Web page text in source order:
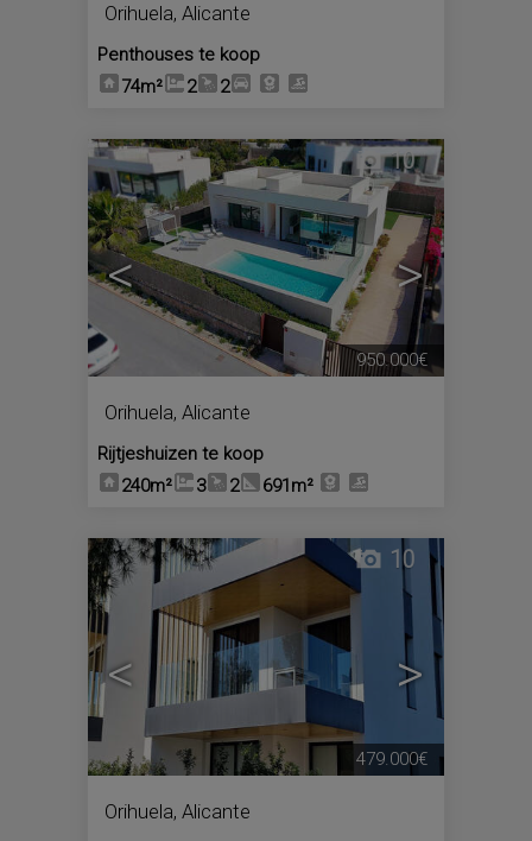
Orihuela, Alicante
Penthouses te koop
74m²
2 2
< >
10
Orihuela, Alicante
Rijtjeshuizen te koop
240m²
3 2 691m²
950.000€
< >
10
Orihuela, Alicante
479.000€